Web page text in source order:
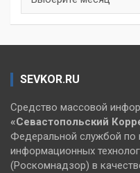
SEVKOR.RU
Средство массовой
«Севастопольский
Федеральной службой по
информационных
(Роскомнадзор) в